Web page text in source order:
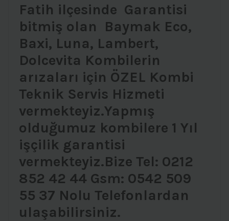
Fatih ilçesinde Garantisi
bitmiş olan Baymak Eco,
Baxi, Luna, Lambert,
Dolcevita Kombilerin
arızaları için ÖZEL Kombi
Teknik Servis Hizmeti
vermekteyiz.Yapmış
olduğumuz kombilere 1 Yıl
işçilik garantisi
vermekteyiz.Bize Tel: 0212
852 42 44 Gsm: 0542 509
55 37 Nolu Telefonlardan
ulaşabilirsiniz.